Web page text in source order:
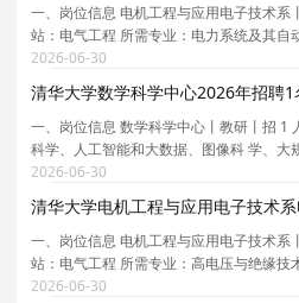
一、岗位信息 电机工程与应用电子技术系
站：电气工程 所需专业：电力系统及其自
求：博士 拟从事研究内容或研究计划： 1.
则提取 2. 面向电力系统优化决策的可信人工
2026-06-30
清华大学数学科学中心2026年招聘
一、岗位信息 数学科学中心丨教研丨招 1
科学、人工智能和大数据、图像科 学、大
用、量子计算 和应用数论、数字金融 学位
作地点：清华大学 类型要求：高端人才 招
2026-06-30
一、岗位信息 电机工程与应用电子技术系
站：电气工程 所需专业：高电压与绝缘技
求：博士 1． 拟从事研究内容或研究计划
2026-06-30